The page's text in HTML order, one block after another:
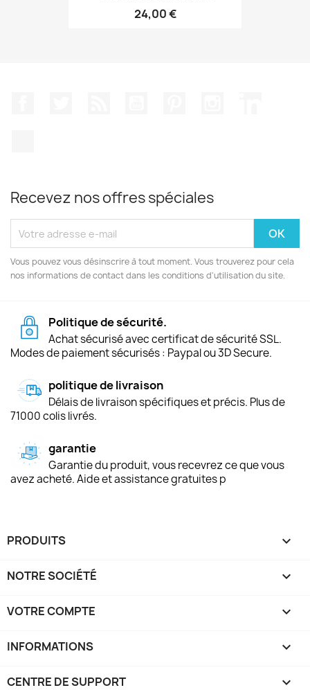
24,00 €
Recevez nos offres spéciales
Vous pouvez vous désinscrire à tout moment. Vous trouverez pour cela
nos informations de contact dans les conditions d'utilisation du site.
Politique de sécurité.
Achat sécurisé avec certificat de sécurité SSL.
Modes de paiement sécurisés : Paypal ou 3D Secure.
politique de livraison
Délais de livraison spécifiques et précis. Plus de
71000 colis livrés.
garantie
Garantie du produit, vous recevrez ce que vous
avez acheté. Aide et assistance gratuites p
PRODUITS 
NOTRE SOCIÉTÉ 
VOTRE COMPTE 
INFORMATIONS keyboard_arrow_down
CENTRE DE SUPPORT 